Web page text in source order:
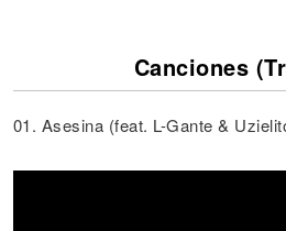
Canciones
01. Asesina (feat. L-Gante &